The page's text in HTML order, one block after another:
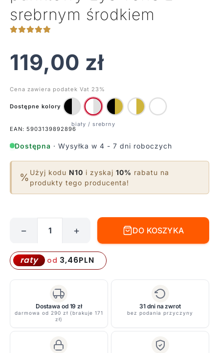
srebrnym środkiem
119,00 zł
Cena zawiera podatek Vat 23%
Dostępne kolory
EAN: 5903139892896
Dostępna · Wysyłka w 4 - 7 dni roboczych
% Użyj kodu N10 i zyskaj 10% rabatu na
produkty tego producenta!
natynkowy
reflektor
punktowy
srebrnym
− + DO KOSZYKA
raty od 3,46PLN
Dostawa od 19 zł
darmowa od 290 zł (brakuje 171
zł)
31 dni na zwrot
bez podania przyczyny